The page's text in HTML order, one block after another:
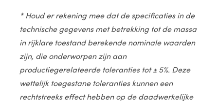
* Houd er rekening mee dat de specificaties in de
technische gegevens met betrekking tot de massa
in rijklare toestand berekende nominale waarden
zijn, die onderworpen zijn aan
productiegerelateerde toleranties tot ± 5%. Deze
wettelijk toegestane toleranties kunnen een
rechtstreeks effect hebben op de daadwerkelijke